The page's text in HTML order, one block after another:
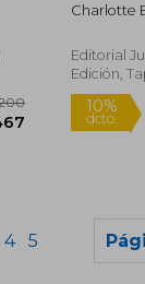
Charlotte
Editorial
Edición,
Nuevo
4 5